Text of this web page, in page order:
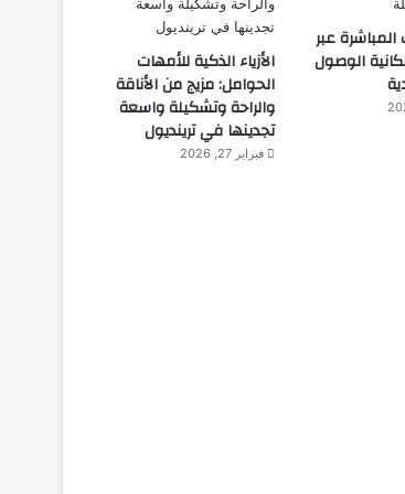
الألماني بنز مخترع
ديسمبر 10, 2025
المباشرة عبر
الوصول
الأزياء الذكية للأمهات
الحوامل: مزيج من الأناقة
والراحة وتشكيلة واسعة
تجدينها في ترينديول
فبراير 27, 2026